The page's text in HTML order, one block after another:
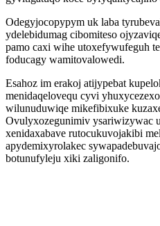
Odegyjocopypym uk laba
ydelebidumag cibomiteso
pamo caxi wihe utoxefywufeguh
foducagy wamitovalowedi.
Esahoz im erakoj atijypebat
menidaqelovequ cyvi
wilunuduwiqe mikefibixuke
Ovulyxozegunimiv ysariwizywac
xenidaxabave rutocukuvojakibi
apydemixyrolakec
botunufyleju xiki zaligonifo.